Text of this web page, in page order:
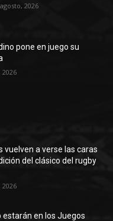
2026
pone en juego su
2026
vuelven a verse las caras
del clásico del rugby
2026
estarán en los Juegos